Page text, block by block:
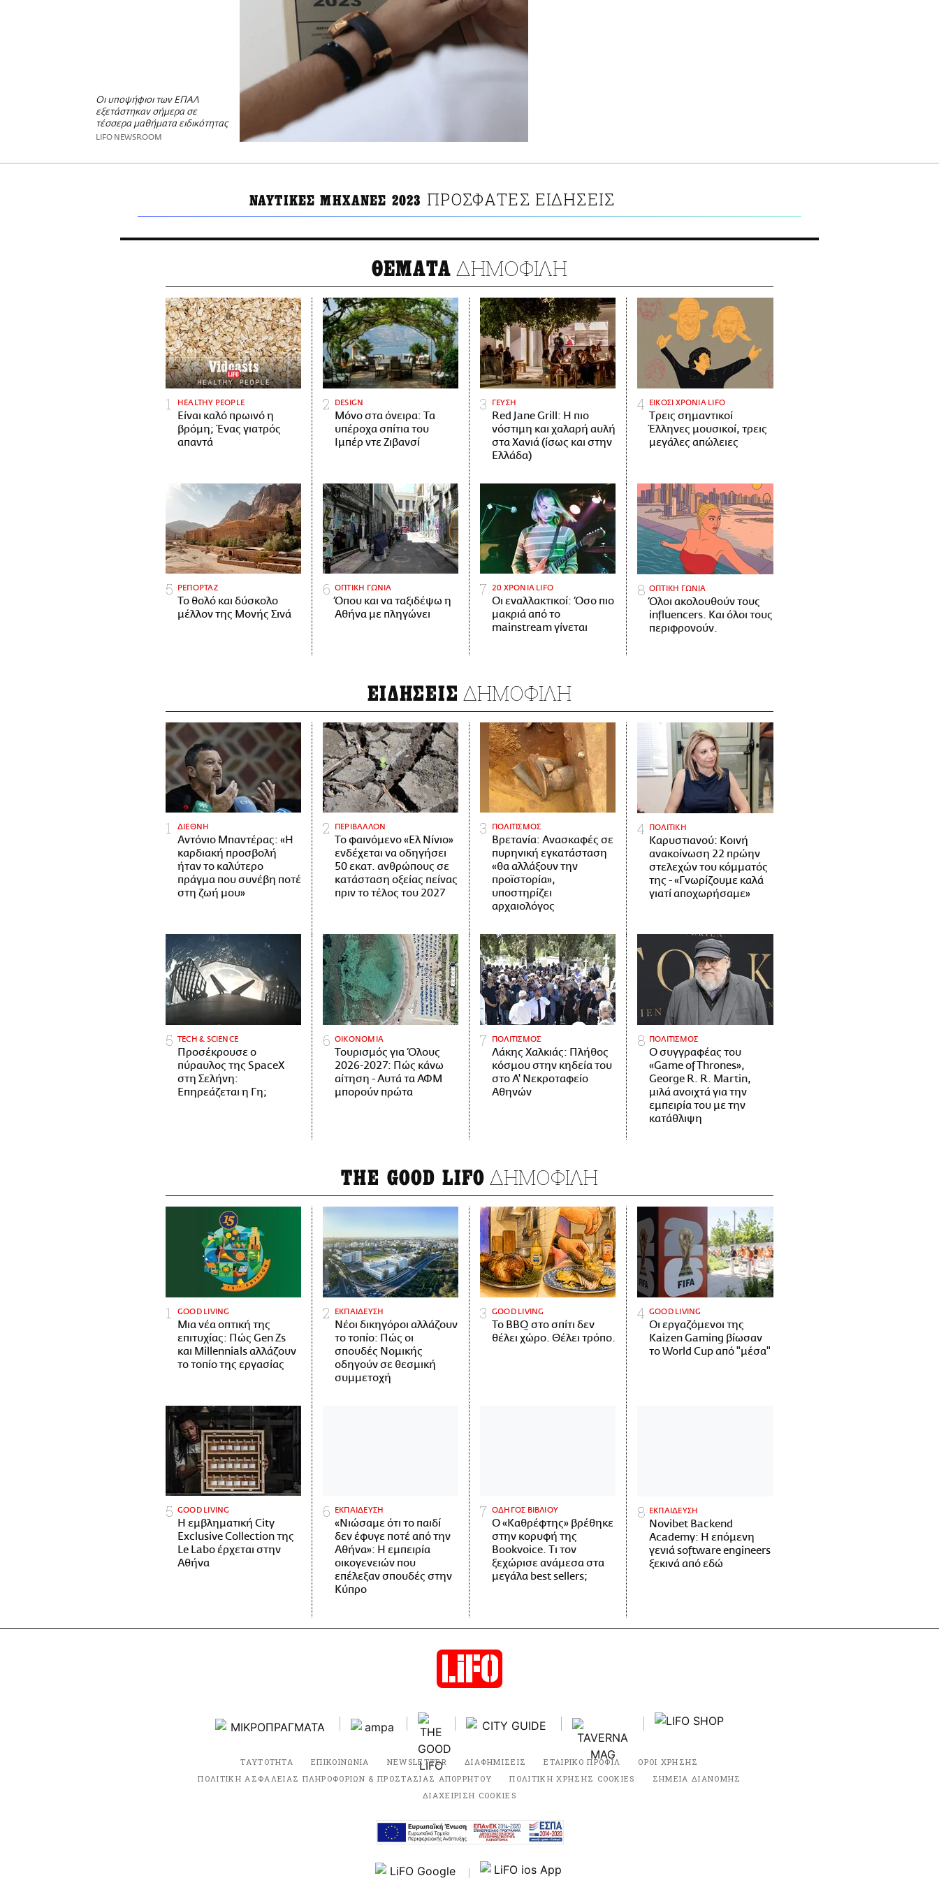
Οι υποψήφιοι των ΕΠΑΛ
εξετάστηκαν σήμερα σε
τέσσερα μαθήματα ειδικότητας
LIFO NEWSROOM
ΝΑΥΤΙΚΕΣ ΜΗΧΑΝΕΣ 2023 ΠΡΟΣΦΑΤΕΣ ΕΙΔΗΣΕΙΣ
ΘΕΜΑΤΑ ΔΗΜΟΦΙΛΗ
HEALTHY PEOPLE
Είναι καλό πρωινό η
βρόμη; Ένας γιατρός
απαντά
DESIGN
Μόνο στα όνειρα: Τα
υπέροχα σπίτια του
Ιμπέρ ντε Ζιβανσί
ΓΕΥΣΗ
Red Jane Grill: Η πιο
νόστιμη και χαλαρή αυλή
στα Χανιά (ίσως και στην
Ελλάδα)
ΕΙΚΟΣΙ ΧΡΟΝΙΑ LIFO
Tρεις σημαντικοί
Έλληνες μουσικοί, τρεις
μεγάλες απώλειες
ΡΕΠΟΡΤΑΖ
Το θολό και δύσκολο
μέλλον της Μονής Σινά
ΟΠΤΙΚΗ ΓΩΝΙΑ
Όπου και να ταξιδέψω η
Αθήνα με πληγώνει
20 ΧΡΟΝΙΑ LIFO
Οι εναλλακτικοί: Όσο πιο
μακριά από το
mainstream γίνεται
ΟΠΤΙΚΗ ΓΩΝΙΑ
Όλοι ακολουθούν τους
influencers. Και όλοι τους
περιφρονούν.
ΕΙΔΗΣΕΙΣ ΔΗΜΟΦΙΛΗ
ΔΙΕΘΝΗ
Αντόνιο Μπαντέρας: «Η
καρδιακή προσβολή
ήταν το καλύτερο
πράγμα που συνέβη ποτέ
στη ζωή μου»
ΠΕΡΙΒΑΛΛΟΝ
Το φαινόμενο «Ελ Νίνιο»
ενδέχεται να οδηγήσει
50 εκατ. ανθρώπους σε
κατάσταση οξείας πείνας
πριν το τέλος του 2027
ΠΟΛΙΤΙΣΜΟΣ
Βρετανία: Ανασκαφές σε
πυρηνική εγκατάσταση
«θα αλλάξουν την
προϊστορία»,
υποστηρίζει
αρχαιολόγος
ΠΟΛΙΤΙΚΗ
Καρυστιανού: Κοινή
ανακοίνωση 22 πρώην
στελεχών του κόμματός
της - «Γνωρίζουμε καλά
γιατί αποχωρήσαμε»
ΤECH & SCIENCE
Προσέκρουσε ο
πύραυλος της SpaceX
στη Σελήνη:
Επηρεάζεται η Γη;
ΟΙΚΟΝΟΜΙΑ
Τουρισμός για Όλους
2026-2027: Πώς κάνω
αίτηση - Αυτά τα ΑΦΜ
μπορούν πρώτα
ΠΟΛΙΤΙΣΜΟΣ
Λάκης Χαλκιάς: Πλήθος
κόσμου στην κηδεία του
στο Α' Νεκροταφείο
Αθηνών
ΠΟΛΙΤΙΣΜΟΣ
Ο συγγραφέας του
«Game of Thrones»,
George R. R. Martin,
μιλά ανοιχτά για την
εμπειρία του με την
κατάθλιψη
THE GOOD LIFO ΔΗΜΟΦΙΛΗ
GOOD LIVING
Μια νέα οπτική της
επιτυχίας: Πώς Gen Zs
και Millennials αλλάζουν
το τοπίο της εργασίας
ΕΚΠΑΙΔΕΥΣΗ
Νέοι δικηγόροι αλλάζουν
το τοπίο: Πώς οι
σπουδές Νομικής
οδηγούν σε θεσμική
συμμετοχή
GOOD LIVING
Το BBQ στο σπίτι δεν
θέλει χώρο. Θέλει τρόπο.
GOOD LIVING
Οι εργαζόμενοι της
Kaizen Gaming βίωσαν
το World Cup από "μέσα"
GOOD LIVING
Η εμβληματική City
Exclusive Collection της
Le Labo έρχεται στην
Αθήνα
ΕΚΠΑΙΔΕΥΣΗ
«Νιώσαμε ότι το παιδί
δεν έφυγε ποτέ από την
Αθήνα»: Η εμπειρία
οικογενειών που
επέλεξαν σπουδές στην
Κύπρο
ΟΔΗΓΟΣ ΒΙΒΛΙΟΥ
Ο «Καθρέφτης» βρέθηκε
στην κορυφή της
Bookvoice. Τι τον
ξεχώρισε ανάμεσα στα
μεγάλα best sellers;
ΕΚΠΑΙΔΕΥΣΗ
Novibet Backend
Academy: Η επόμενη
γενιά software engineers
ξεκινά από εδώ
ΤΑΥΤΟΤΗΤΑ ΕΠΙΚΟΙΝΩΝΙΑ NEWSLETTER ΔΙΑΦΗΜΙΣΕΙΣ ΕΤΑΙΡΙΚΟ ΠΡΟΦΙΛ
ΟΡΟΙ ΧΡΗΣΗΣ
ΠΟΛΙΤΙΚΗ ΑΣΦΑΛΕΙΑΣ ΠΛΗΡΟΦΟΡΙΩΝ & ΠΡΟΣΤΑΣΙΑΣ ΑΠΟΡΡΗΤΟΥ
ΠΟΛΙΤΙΚΗ ΧΡΗΣΗΣ COOKIES
ΣΗΜΕΙΑ ΔΙΑΝΟΜΗΣ
ΔΙΑΧΕΙΡΙΣΗ COOKIES